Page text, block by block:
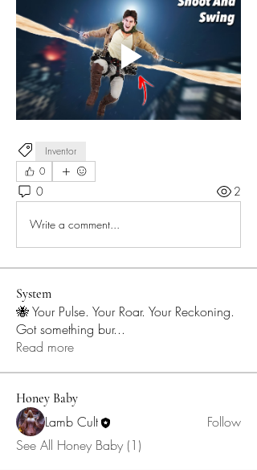
Inventor
0
0 2
Write a comment...
System
🐝 Your Pulse. Your Roar. Your Reckoning.
Got something bur...
Read more
Honey Baby
Lamb Cult
Follow
See All Honey Baby (1)